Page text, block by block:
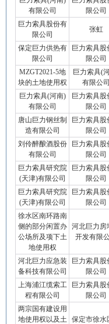
有限公司
限公司
巨力索具股份有
限公司
张虹
保定巨力供热有
限公司
巨力索具股
限公司
MZGT2021-5地
块的土地使用权
巨力索具(
有限公司
巨力索具(河南)
有限公司
巨力索具股
限公司
唐山巨力钢丝制
造有限公司
巨力索具股
限公司
刘伶醉酿酒股份
有限公司
巨力索具股
限公司
巨力索具研究院
(天津)有限公司
巨力索具股
限公司
巨力索具研究院
(天津)有限公司
巨力索具股
限公司
徐水区南环路南
侧的部分闲置办
公场所及项下土
地使用权
河北巨力房
开发有限
河北巨力应急装
备科技有限公司
巨力索具股
限公司
上海浦江缆索工
程有限公司
巨力索具股
限公司
两宗国有建设用
地使用权以及土
保定市徐水